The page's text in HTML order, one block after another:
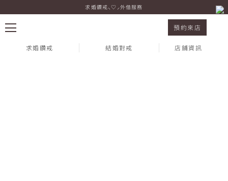
紀念鑽飾 Alcyone 白K金求婚鑽戒⸜♡⸝外借服務
預約來店
求婚鑽戒 結婚對戒 店鋪資訊